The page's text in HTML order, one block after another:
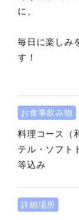
に、
毎日に楽しみ
す！
お食事飲み物
料理コース（
テル・ソフト
等込み
詳細場所